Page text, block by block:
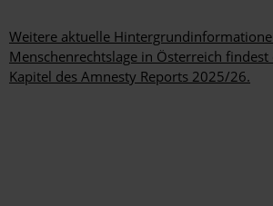
Weitere aktuelle
Menschenrechtslage in Österreich
Kapitel des Amnesty Reports 2025/26.